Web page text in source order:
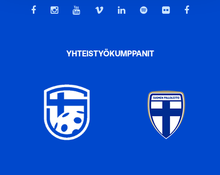
Käytämme evästeitä tarjoamamme sisällön ja mainosten
jaamme sosiaalisen median, mainosalan ja analytiikka-
alan kumppaneillemme tietoja siitä, miten käytät
tietoja muihin tietoihin, joita olet antanut heille tai joita on
kerätty, kun olet käyttänyt heidän palvelujaan.
YHTEISTYÖKUMPPANIT